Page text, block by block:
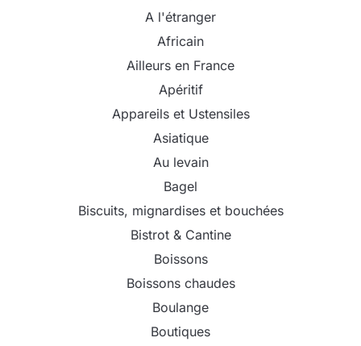
A l'étranger
Africain
Ailleurs en France
Apéritif
Appareils et Ustensiles
Asiatique
Au levain
Bagel
Biscuits, mignardises et bouchées
Bistrot & Cantine
Boissons
Boissons chaudes
Boulange
Boutiques